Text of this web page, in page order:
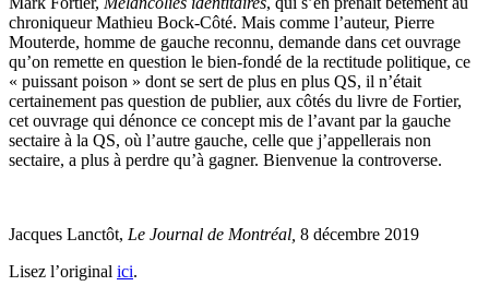
chroniqueur Mathieu Bock-Côté. Mais comme l’auteur, Pierre
Mouterde, homme de gauche reconnu, demande dans cet ouvrage
qu’on remette en question le bien-fondé de la rectitude politique, ce
« puissant poison » dont se sert de plus en plus QS, il n’était
certainement pas question de publier, aux côtés du livre de Fortier,
cet ouvrage qui dénonce ce concept mis de l’avant par la gauche
sectaire à la QS, où l’autre gauche, celle que j’appellerais non
sectaire, a plus à perdre qu’à gagner. Bienvenue la controverse.
Jacques Lanctôt, Le Journal de Montréal, 8 décembre 2019
Lisez l’original ici.